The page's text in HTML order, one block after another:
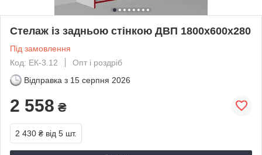
Стелаж із задньою стінкою ДВП 1800х600х280
Під замовлення
Код: ЕК-3.12
Опт і роздріб
Відправка з 15 серпня 2026
2 558 ₴
2 430 ₴ від 5 шт.